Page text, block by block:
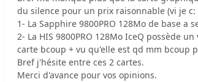
du silence pour un prix raisonnable (vi je
1- La Sapphire 9800PRO 128Mo de base
2- La HIS 9800PRO 128Mo IceQ possède
carte bcoup + vu qu'elle est qd mm bcoup
Bref j'hésite entre ces 2 cartes.
Merci d'avance pour vos opinions.